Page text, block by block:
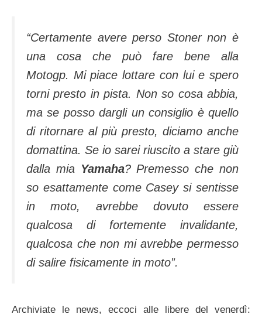
“Certamente avere perso Stoner non è
una cosa che può fare bene alla
Motogp. Mi piace lottare con lui e spero
torni presto in pista. Non so cosa abbia,
ma se posso dargli un consiglio è quello
di ritornare al più presto, diciamo anche
domattina. Se io sarei riuscito a stare giù
dalla mia Yamaha? Premesso che non
so esattamente come Casey si sentisse
in moto, avrebbe dovuto essere
qualcosa di fortemente invalidante,
qualcosa che non mi avrebbe permesso
di salire fisicamente in moto”.
Archiviate le news, eccoci alle libere del venerdì: